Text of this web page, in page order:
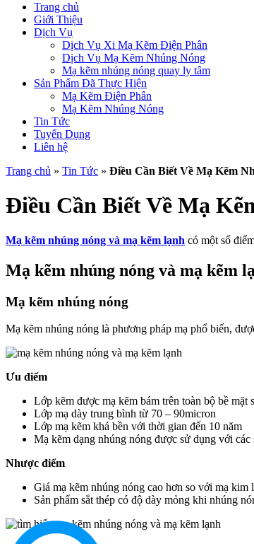
Trang chủ
Giới Thiệu
Dịch Vụ
Dịch Vụ Xi Mạ Kẽm Điện Phân
Dịch Vụ Mạ Kẽm Nhúng Nóng
Mạ kẽm nhúng nóng quay ly tâm
Sản Phẩm Đã Thực Hiện
Mạ Kẽm Điện Phân
Mạ Kẽm Nhúng Nóng
Tin Tức
Tuyển Dụng
Liên hệ
Trang chủ » Tin Tức » Điều Cần Biết Về Mạ Kẽm
Điều Cần Biết Về Mạ
Mạ kẽm nhúng nóng và mạ kẽm lạnh có một số
Mạ kẽm nhúng nóng và mạ kẽm
Mạ kẽm nhúng nóng
Mạ kẽm nhúng nóng là phương pháp mạ phổ biến,
Ưu điểm
Lớp kẽm được mạ kẽm bám trên toàn bộ bề mặt
Lớp mạ dày trung bình từ 70 – 90micron
Lớp mạ kẽm khá bền với thời gian đến 10 năm
Mạ kẽm dạng nhúng nóng được sử dụng với
Nhược điểm
Giá mạ kẽm nhúng nóng cao hơn so với mạ kim
Sản phẩm sắt thép có độ dày mỏng khi nhúng